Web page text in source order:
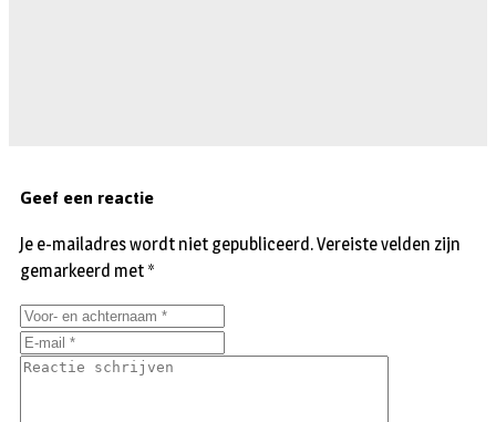
Geef een reactie
Je e-mailadres wordt niet gepubliceerd.Vereiste velden zijn
gemarkeerd met *